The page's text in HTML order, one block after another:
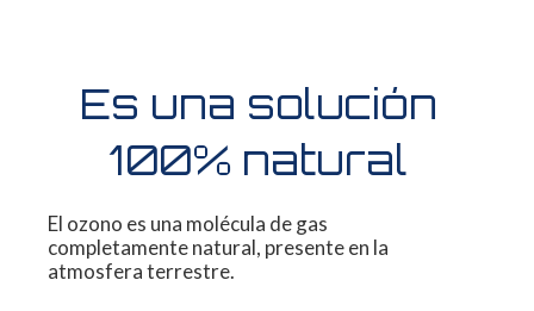
Es una solución
100% natural
El ozono es una molécula de gas
completamentenatural, presente en la
atmosfera terrestre.